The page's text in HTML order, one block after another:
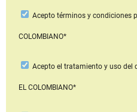
Aceptotérminos y condiciones
COLOMBIANO*
Acepto el tratamiento y uso del
EL COLOMBIANO*